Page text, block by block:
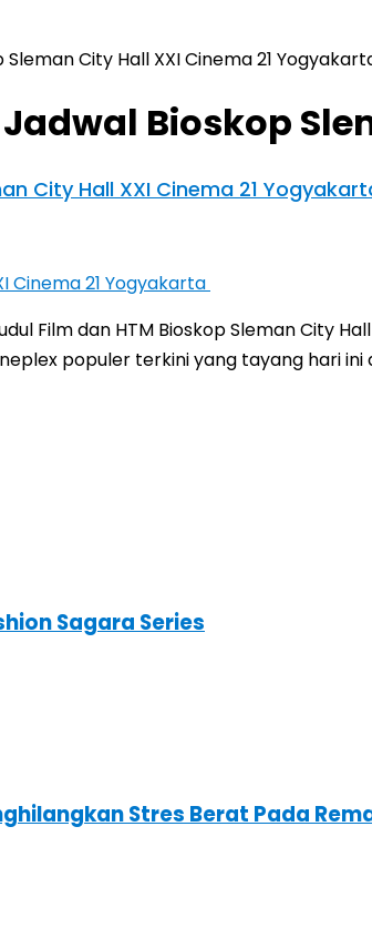
City Hall XXI Cinema 21
Jadwal Bioskop
City Hall XXI Cinema 21
Film dan HTM Bioskop Sleman City
populer terkini yang tayang hari
Sagara Series
Stres Berat Pada